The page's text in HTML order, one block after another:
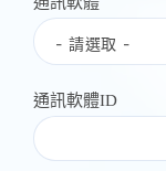
通訊軟體ID